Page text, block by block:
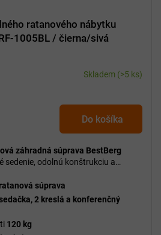
ratanového nábytku
1005BL / čierna/sivá
Skladem (>5 ks)
Do košíka
záhradná súprava BestBerg
sedenie, odolnú konštrukciu a
súprava
2 kreslá a konferenčný
120 kg